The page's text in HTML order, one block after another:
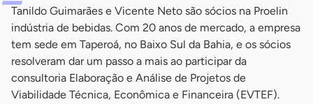
Tanildo Guimarães e Vicente Neto são sócios na Proelin
indústria de bebidas. Com 20 anos de mercado, a empresa
tem sede em Taperoá, no Baixo Sul da Bahia, e os sócios
resolveram dar um passo a mais ao participar da
consultoria Elaboração e Análise de Projetos de
Viabilidade Técnica, Econômica e Financeira (EVTEF).